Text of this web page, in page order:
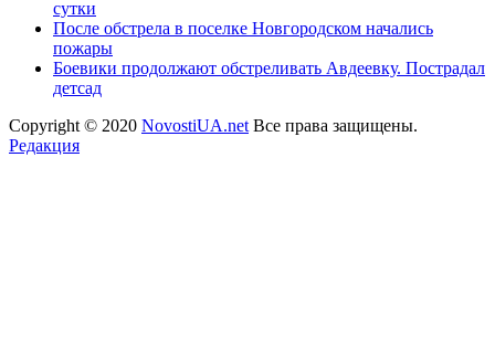
сутки
После обстрела в поселке Новгородском начались
пожары
Боевики продолжают обстреливать Авдеевку. Пострадал
детсад
Copyright © 2020 NovostiUA.net Все права защищены.
Редакция